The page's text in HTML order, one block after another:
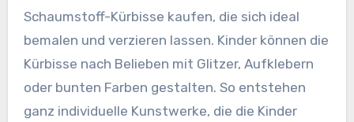
Schaumstoff-Kürbisse kaufen, die sich ideal
bemalen und verzieren lassen. Kinder können die
Kürbisse nach Belieben mit Glitzer, Aufklebern
oder bunten Farben gestalten. So entstehen
ganz individuelle Kunstwerke, die die Kinder